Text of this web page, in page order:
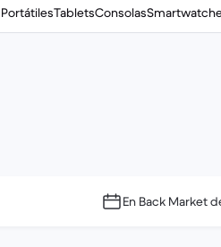
PortátilesTabletsConsolas
En Back Market